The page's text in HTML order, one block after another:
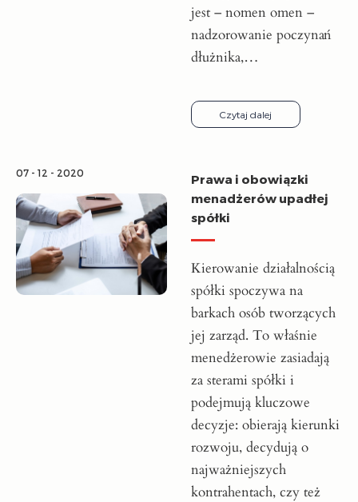
jest – nomen omen –
nadzorowanie poczynań
dłużnika,…
Czytaj dalej
07 - 12 - 2020
Prawa i obowiązki
menadżerów upadłej
spółki
Kierowanie działalnością
spółki spoczywa na
barkach osób tworzących
jej zarząd. To właśnie
menedżerowie zasiadają
za sterami spółki i
podejmują kluczowe
decyzje: obierają kierunki
rozwoju, decydują o
najważniejszych
kontrahentach, czy też